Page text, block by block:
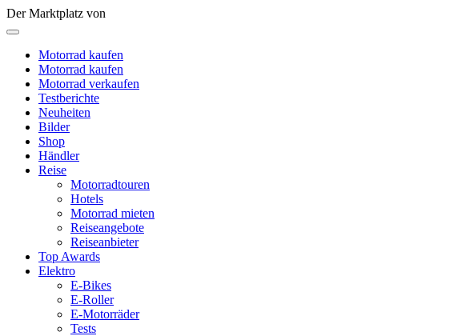
Der Marktplatz von
Motorrad kaufen
Motorrad kaufen
Motorrad verkaufen
Testberichte
Neuheiten
Bilder
Shop
Händler
Reise
Motorradtouren
Hotels
Motorrad mieten
Reiseangebote
Reiseanbieter
Top Awards
Elektro
E-Bikes
E-Roller
E-Motorräder
Tests